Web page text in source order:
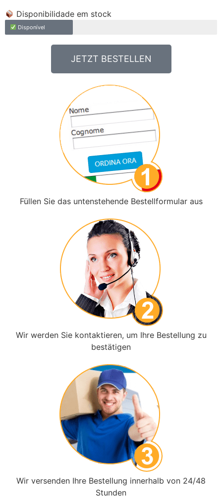
Disponibilidade em stock
Disponível
JETZT BESTELLEN
Füllen Sie das untenstehende Bestellformular aus
Wir werden Sie kontaktieren, um Ihre Bestellung zu
bestätigen
Wir versenden Ihre Bestellung innerhalb von 24/48
Stunden